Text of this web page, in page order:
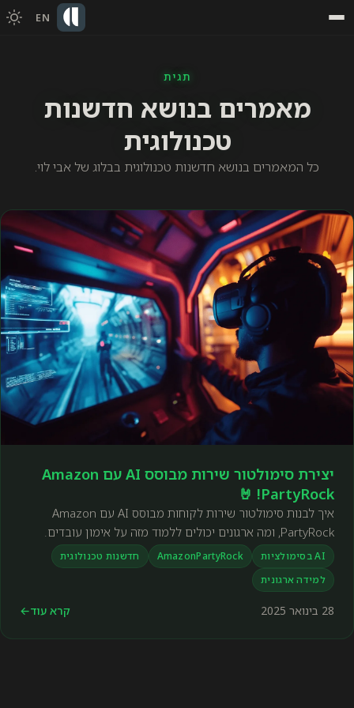
EN
תגית
מאמרים בנושא חדשנות
טכנולוגית
כל המאמרים בנושא חדשנות טכנולוגית בבלוג של אבי לוי.
יצירת סימולטור שירות מבוסס AI עם Amazon
PartyRock! 🤘
איך לבנות סימולטור שירות לקוחות מבוסס AI עם Amazon
PartyRock, ומה ארגונים יכולים ללמוד מזה על אימון עובדים.
AI בסימולציות AmazonPartyRock
חדשנות טכנולוגית
למידה ארגונית
28 בינואר 2025 קרא עוד←